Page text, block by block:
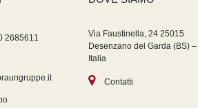
2685611
Via Faustinella, 24 25015
Desenzano del Garda (BS) –
Italia
Contatti